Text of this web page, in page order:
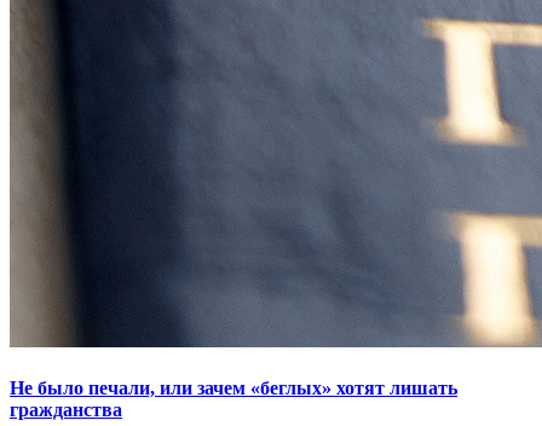
Не было печали, или зачем «беглых» хотят лишать
гражданства